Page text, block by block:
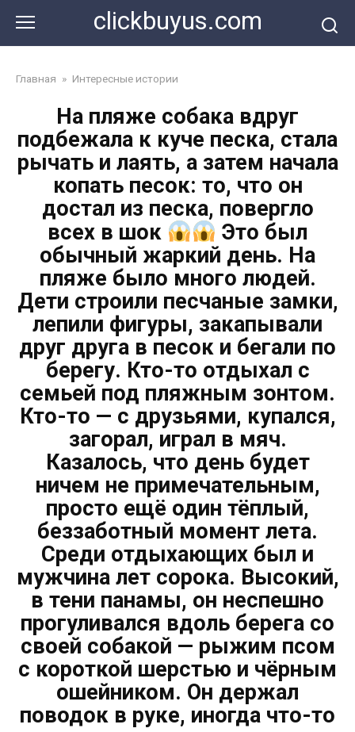
контенту
clickbuyus.com
Главная » Интересные истории
На пляже собака вдруг
подбежала к куче песка, стала
рычать и лаять, а затем начала
копать песок: то, что он
достал из песка, повергло
всех в шок
Это был
обычный жаркий день. На
пляже было много людей.
Дети строили песчаные замки,
лепили фигуры, закапывали
друг друга в песок и бегали по
берегу. Кто-то отдыхал с
семьей под пляжным зонтом.
Кто-то — с друзьями, купался,
загорал, играл в мяч.
Казалось, что день будет
ничем не примечательным,
просто ещё один тёплый,
беззаботный момент лета.
Среди отдыхающих был и
мужчина лет сорока. Высокий,
в тени панамы, он неспешно
прогуливался вдоль берега со
своей собакой — рыжим псом
с короткой шерстью и чёрным
ошейником. Он держал
поводок в руке, иногда что-то